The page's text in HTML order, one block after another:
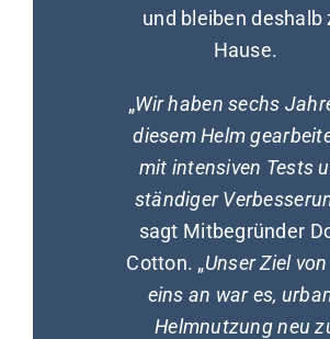
und bleiben deshalb
Hause.
„Wir haben sechs
diesem Helm
mit intensiven Tests
ständiger
sagt Mitbegründer
Cotton. „Unser Ziel
eins an war es,
Helmnutzung neu